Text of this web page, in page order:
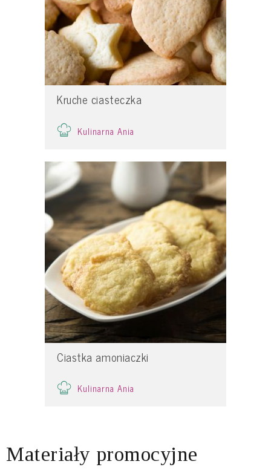
Kruche ciasteczka
Kulinarna Ania
Ciastka amoniaczki
Kulinarna Ania
Materiały promocyjne